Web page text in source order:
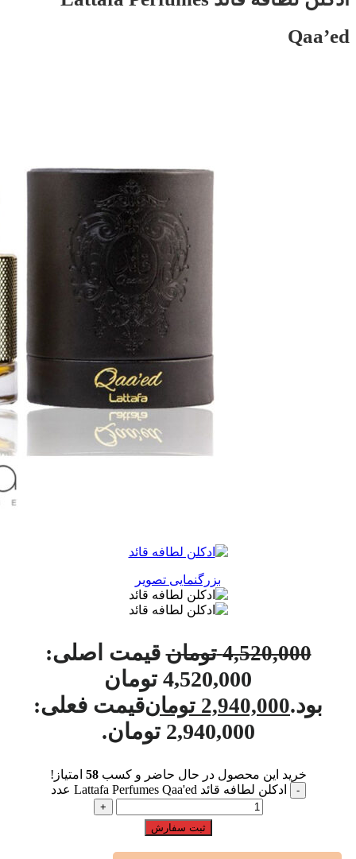
Qaa’ed
بزرگنمایی تصویر
4,520,000 تومان قیمت اصلی:
4,520,000 تومان
بود.2,940,000 تومانقیمت فعلی:
2,940,000 تومان.
خرید این محصول در حال حاضر و کسب58 امتیاز!
ادکلن لطافه قائد Lattafa Perfumes Qaa'ed عدد
ثبت سفارش